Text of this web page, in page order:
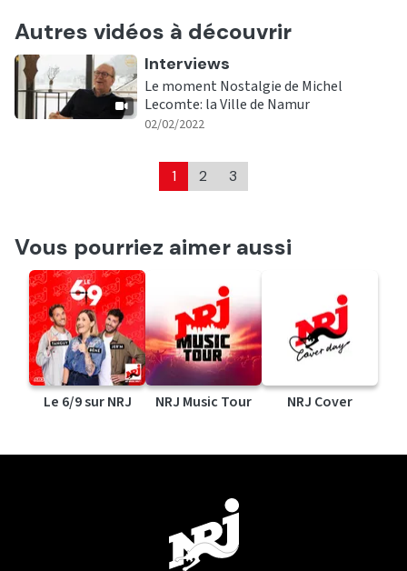
Autres vidéos à découvrir
Ecouter
Interviews
Le moment Nostalgie de Michel
Lecomte: la Ville de Namur
02/02/2022
1 2 3
Vous pourriez aimer aussi
Le 6/9 sur NRJ NRJ Music Tour NRJ Cover